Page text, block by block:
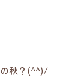
秋？(^^)/